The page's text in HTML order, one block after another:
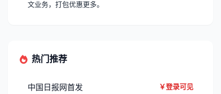
文业务，打包优惠更多。
热门推荐
中国日报网首发 ￥登录可见